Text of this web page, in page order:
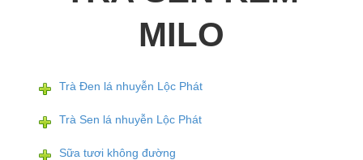
MILO
Trà Đen lá nhuyễn Lộc Phát
Trà Sen lá nhuyễn Lộc Phát
Sữa tươi không đường